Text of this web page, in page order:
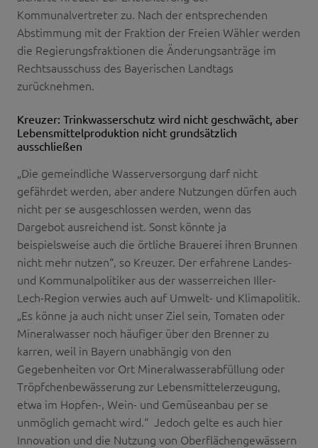
Kommunalvertreter zu. Nach der entsprechenden
Abstimmung mit der Fraktion der Freien Wähler werden
die Regierungsfraktionen die Änderungsanträge im
Rechtsausschuss des Bayerischen Landtags
zurücknehmen.
Kreuzer: Trinkwasserschutz wird nicht geschwächt, aber
Lebensmittelproduktion nicht grundsätzlich
ausschließen
„Die gemeindliche Wasserversorgung darf nicht
gefährdet werden, aber andere Nutzungen dürfen auch
nicht per se ausgeschlossen werden, wenn das
Dargebot ausreichend ist. Sonst könnte ja
beispielsweise auch die örtliche Brauerei ihren Brunnen
nicht mehr nutzen“, so Kreuzer. Der erfahrene Landes-
und Kommunalpolitiker aus der wasserreichen Iller-
Lech-Region verwies auch auf Umwelt- und Klimapolitik.
„Es könne ja auch nicht unser Ziel sein, Tomaten oder
Mineralwasser noch häufiger über den Brenner zu
karren, weil in Bayern unabhängig von den
Gegebenheiten vor Ort Mineralwasserabfüllung oder
Tröpfchenbewässerung zur Lebensmittelerzeugung,
etwa im Hopfen-, Wein- und Gemüseanbau per se
unmöglich gemacht wird.“ Jedoch gelte es auch hier
Innovation und die Nutzung von Oberflächengewässern